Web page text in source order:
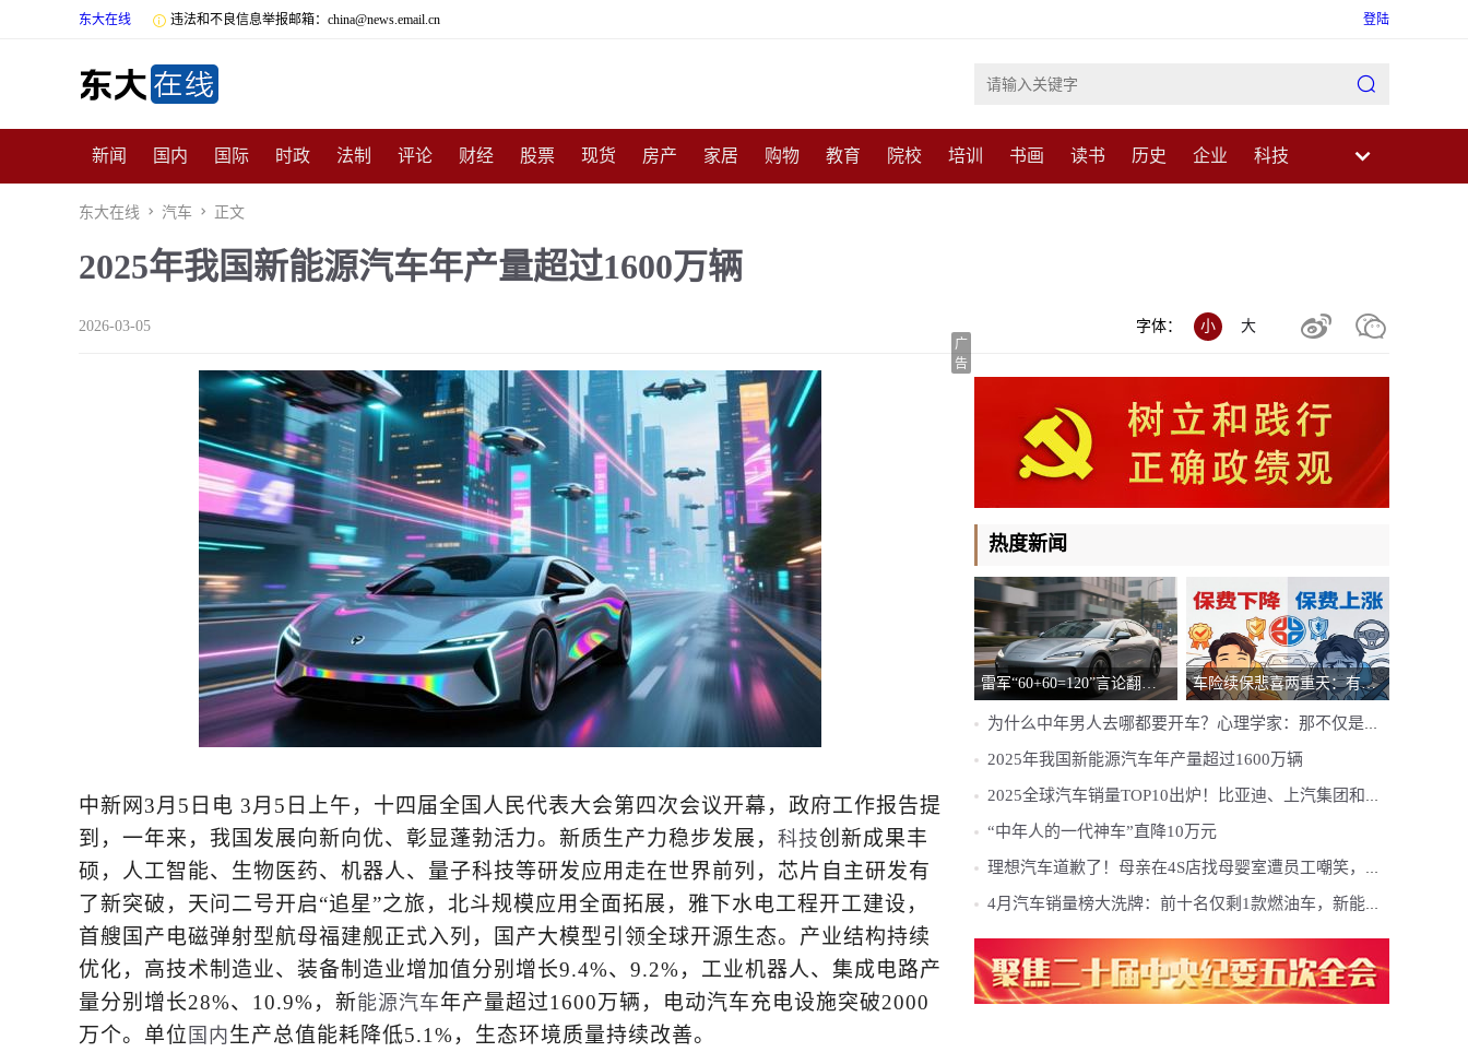
东大在线  违法和不良信息举报邮箱：china@news.email.cn 登陆

新闻 国内 国际 时政 法制 评论 财经 股票 现货 房产 家居 购物 教育 院校 培训 书画 读书 历史 企业 科技
数码 民俗 招商
非遗 公益 娱乐 游戏 影视 明星 时尚 体育 互联网 手机 高考
东大在线  汽车  正文
2025年我国新能源汽车年产量超过1600万辆
2026-03-05 

字体： 小 大
中新网3月5日电 3月5日上午，十四届全国人民代表大会第四次会议开幕，政府工作报告提
到，一年来，我国发展向新向优、彰显蓬勃活力。新质生产力稳步发展， 科技创新成果丰
硕，人工智能、生物医药、机器人、量子科技等研发应用走在世界前列，芯片自主研发有
了新突破，天问二号开启“追星”之旅，北斗规模应用全面拓展，雅下水电工程开工建设，
首艘国产电磁弹射型航母福建舰正式入列，国产大模型引领全球开源生态。产业结构持续
优化，高技术制造业、装备制造业增加值分别增长9.4%、9.2%，工业机器人、集成电路产
量分别增长28%、10.9%，新能源汽车年产量超过1600万辆，电动汽车充电设施突破2000
万个。单位 国内生产总值能耗降低5.1%，生态环境质量持续改善。
广
告
热度新闻
雷军“60+60=120”言论翻
车？两车对撞物理题，网
友：数学没毛病，物理全错
车险续保悲喜两重天：有人
直降2500元，有人没出险却
涨1000元，原因何在？
为什么中年男人去哪都要开车？心理学家：那不仅是
车，更是他的“第三空间”
2025年我国新能源汽车年产量超过1600万辆
2025全球汽车销量TOP10出炉！比亚迪、上汽集团和吉
利控股三家中国车企上榜，丰田、大众、现代汽车、通
用汽车占据前四，日产汽车跌出前十
“中年人的一代神车”直降10万元
理想汽车道歉了！母亲在4S店找母婴室遭员工嘲笑，门
店负责人上门致歉
4月汽车销量榜大洗牌：前十名仅剩1款燃油车，新能源
渗透率冲破61%